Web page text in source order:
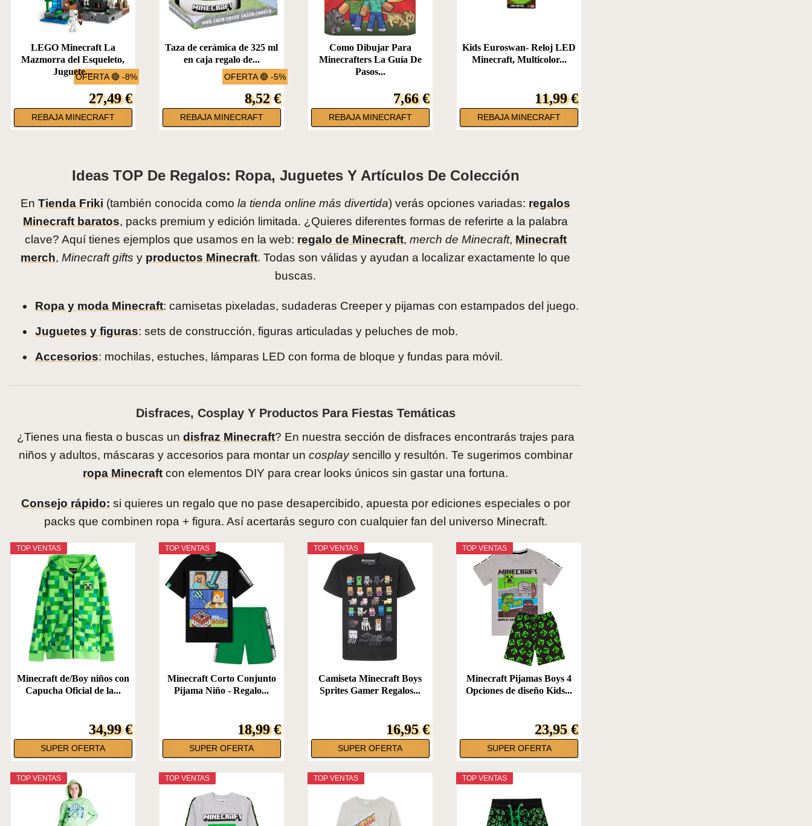
OFERTA 🔴 -8%
LEGO Minecraft La
Mazmorra del Esqueleto,
Juguete...
27,49 €
REBAJA MINECRAFT
OFERTA 🔴 -5%
Taza de cerámica de 325 ml
en caja regalo de...
8,52 €
REBAJA MINECRAFT
Como Dibujar Para
Minecrafters La Guía De
Pasos...
7,66 €
REBAJA MINECRAFT
Kids Euroswan- Reloj LED
Minecraft, Multicolor...
11,99 €
REBAJA MINECRAFT
Ideas TOP De Regalos: Ropa, Juguetes Y Artículos De Colección
EnTienda Friki (también conocida comola tienda online más divertida) verás opciones variadas: regalos
Minecraft baratos, packs premium y edición limitada. ¿Quieres diferentes formas de referirte a la palabra
clave? Aquí tienes ejemplos que usamos en la web: regalo de Minecraft, merch de Minecraft, Minecraft
merch,Minecraft gifts y productos Minecraft. Todas son válidas y ayudan a localizar exactamente lo que
buscas.
Ropa y moda Minecraft: camisetas pixeladas, sudaderas Creeper y pijamas con estampados del juego.
Juguetes y figuras: sets de construcción, figuras articuladas y peluches de mob.
Accesorios: mochilas, estuches, lámparas LED con forma de bloque y fundas para móvil.
Disfraces, Cosplay Y Productos Para Fiestas Temáticas
¿Tienes una fiesta o buscas un disfraz Minecraft? En nuestra sección de disfraces encontrarás trajes para
niños y adultos, máscaras y accesorios para montar un cosplaysencillo y resultón. Te sugerimos combinar
ropa Minecraft con elementos DIY para crear looks únicos sin gastar una fortuna.
Consejo rápido: si quieres un regalo que no pase desapercibido, apuesta por ediciones especiales o por
packs que combinen ropa + figura. Así acertarás seguro con cualquier fan del universo Minecraft.
TOP VENTAS
Minecraft de/Boy niños con
Capucha Oficial de la...
34,99 €
SUPER OFERTA
TOP VENTAS
Minecraft Corto Conjunto
Pijama Niño - Regalo...
18,99 €
SUPER OFERTA
TOP VENTAS
Camiseta Minecraft Boys
Sprites Gamer Regalos...
16,95 €
SUPER OFERTA
TOP VENTAS
Minecraft Pijamas Boys 4
Opciones de diseño Kids...
23,95 €
SUPER OFERTA
TOP VENTAS TOP VENTAS TOP VENTAS TOP VENTAS